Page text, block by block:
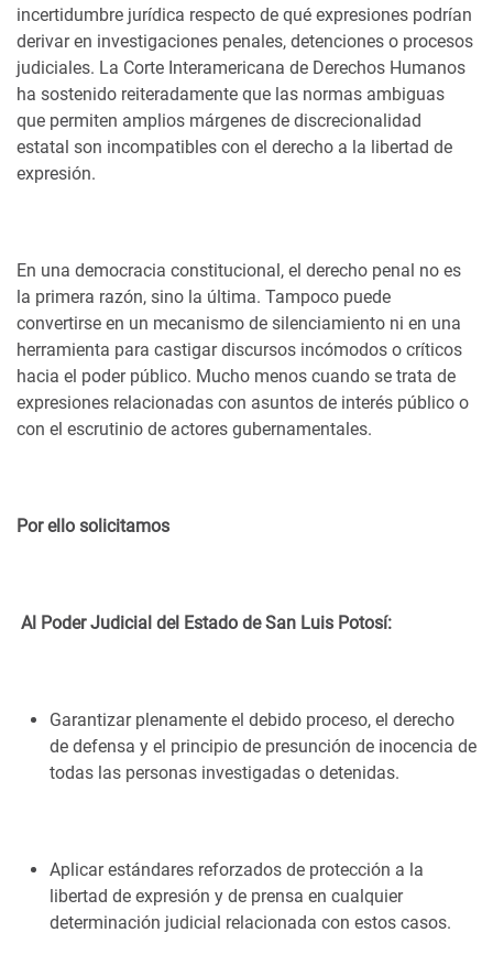
incertidumbre jurídica respecto de qué expresiones podrían
derivar en investigaciones penales, detenciones o procesos
judiciales. La Corte Interamericana de Derechos Humanos
ha sostenido reiteradamente que las normas ambiguas
que permiten amplios márgenes de discrecionalidad
estatal son incompatibles con el derecho a la libertad de
expresión.
En una democracia constitucional, el derecho penal no es
la primera razón, sino la última. Tampoco puede
convertirse en un mecanismo de silenciamiento ni en una
herramienta para castigar discursos incómodos o críticos
hacia el poder público. Mucho menos cuando se trata de
expresiones relacionadas con asuntos de interés público o
con el escrutinio de actores gubernamentales.
Por ello solicitamos
Al Poder Judicial del Estado de San Luis Potosí:
Garantizar plenamente el debido proceso, el derecho
de defensa y el principio de presunción de inocencia de
todas las personas investigadas o detenidas.
Aplicar estándares reforzados de protección a la
libertad de expresión y de prensa en cualquier
determinación judicial relacionada con estos casos.